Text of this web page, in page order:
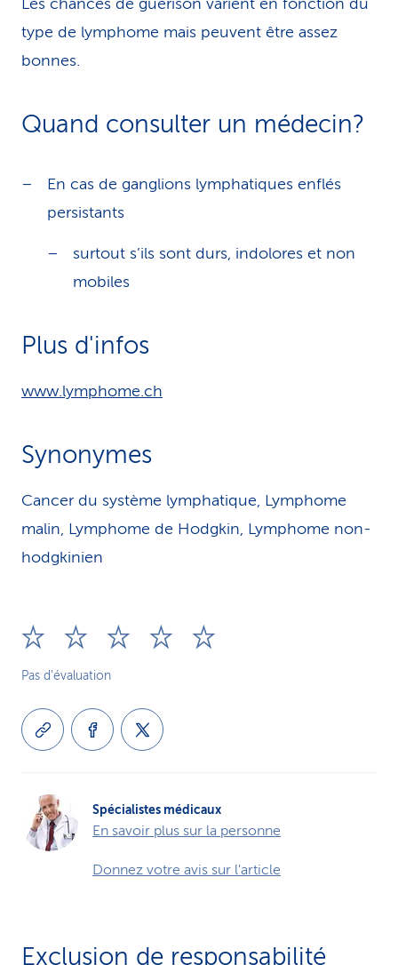
Les chances de guérison varient en fonction du
type de lymphome mais peuvent être assez
bonnes.
Quand consulter un médecin?
En cas de ganglions lymphatiques enflés
persistants
surtout s’ils sont durs, indolores et non
mobiles
Plus d'infos
www.lymphome.ch
Synonymes
Cancer du système lymphatique, Lymphome
malin, Lymphome de Hodgkin, Lymphome non-
hodgkinien
Pas d'évaluation
Spécialistes médicaux
En savoir plus sur la personne
Donnez votre avis sur l'article
Exclusion de responsabilité